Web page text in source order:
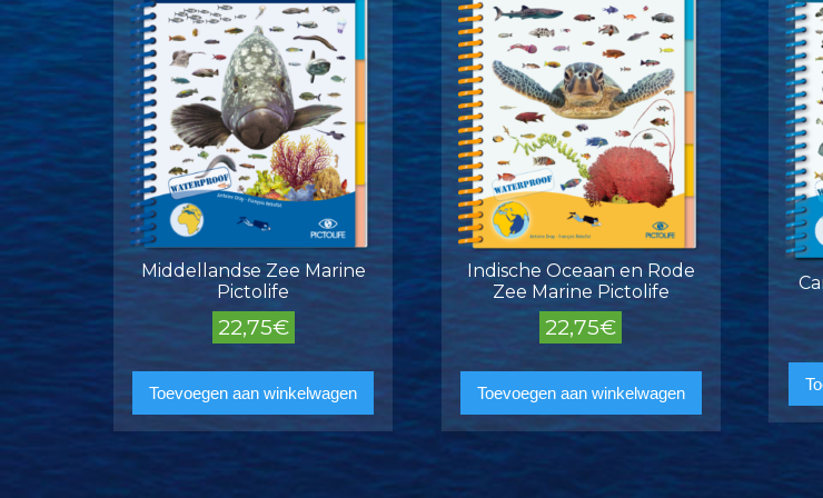
Middellandse Zee Marine
Pictolife
22,75€
Toevoegen aan winkelwagen
Indische Oceaan en Rode
Zee Marine Pictolife
22,75€
Toevoegen aan winkelwagen